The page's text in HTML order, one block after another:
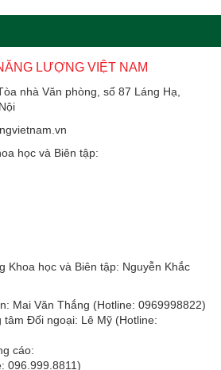
LƯỢNG VIỆT NAM
nhà Văn phòng, số 87 Láng Hạ,
học và Biên tập:
Khoa học và Biên tập: Nguyễn Khắc
Mai Văn Thắng (Hotline: 0969998822)
tâm Đối ngoại: Lê Mỹ (Hotline:
cáo:
096.999.8811)